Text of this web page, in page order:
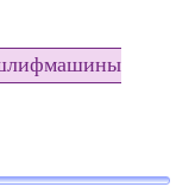
шлифмашины